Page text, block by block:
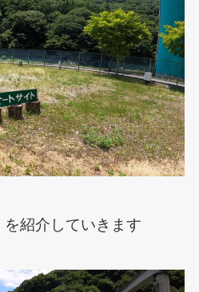
を紹介していきます